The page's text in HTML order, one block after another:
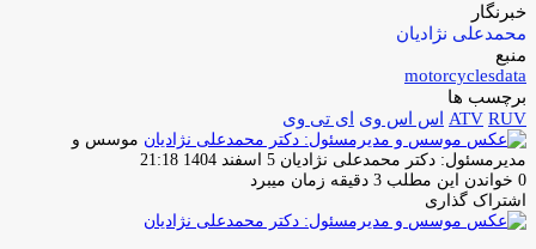
خبرنگار
محمدعلی نژادیان
منبع
motorcyclesdata
برچسب ها
ATV RUV اس اس وی ای تی وی
موسس و
مدیرمسئول: دکتر محمدعلی نژادیان ارسال
ایمیل
5 اسفند 1404 21:18
0 خواندن این مطلب 3 دقیقه زمان میبرد
اشتراک گذاری
فیس
توئیتر
لینکدین
واتس
تلگرام
اشتراک
چاپ